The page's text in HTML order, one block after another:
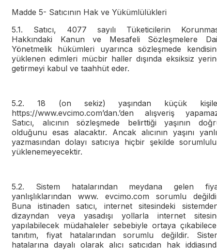
Madde 5- Satıcının Hak ve Yükümlülükleri
5.1. Satıcı, 4077 sayılı Tüketicilerin
Hakkındaki Kanun ve Mesafeli Sözleşmelere
Yönetmelik hükümleri uyarınca sözleşmede
yüklenen edimleri mücbir haller dışında eksiksiz
getirmeyi kabul ve taahhüt eder.
5.2. 18 (on sekiz) yaşından küçük
https://www.evcimo.com’dan.’den alışveriş
Satıcı, alıcının sözleşmede belirttiği yaşının
olduğunu esas alacaktır. Ancak alıcının yaşını
yazmasından dolayı satıcıya hiçbir şekilde
yüklenemeyecektir.
5.2. Sistem hatalarından meydana gelen
yanlışlıklarından www. evcimo.com sorumlu
Buna istinaden satıcı, internet sitesindeki
dizayndan veya yasadışı yollarla internet
yapılabilecek müdahaleler sebebiyle ortaya
tanıtım, fiyat hatalarından sorumlu değildir.
hatalarına dayalı olarak alıcı satıcıdan hak